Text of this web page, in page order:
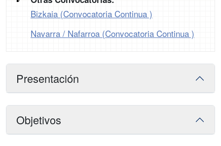
Bizkaia (Convocatoria Continua )
Navarra / Nafarroa (Convocatoria Continua )
Presentación
Objetivos